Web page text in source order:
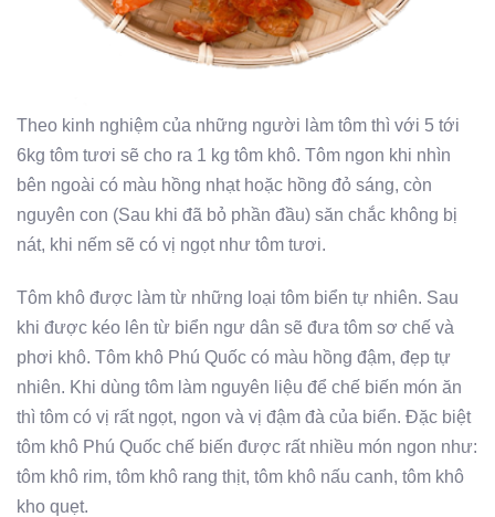
Theo kinh nghiệm của những người làm tôm thì với 5 tới
6kg tôm tươi sẽ cho ra 1 kg tôm khô. Tôm ngon khi nhìn
bên ngoài có màu hồng nhạt hoặc hồng đỏ sáng, còn
nguyên con (Sau khi đã bỏ phần đầu) săn chắc không bị
nát, khi nếm sẽ có vị ngọt như tôm tươi.
Tôm khô được làm từ những loại tôm biển tự nhiên. Sau
khi được kéo lên từ biển ngư dân sẽ đưa tôm sơ chế và
phơi khô. Tôm khô Phú Quốc có màu hồng đậm, đẹp tự
nhiên. Khi dùng tôm làm nguyên liệu để chế biến món ăn
thì tôm có vị rất ngọt, ngon và vị đậm đà của biển. Đặc biệt
tôm khô Phú Quốc chế biến được rất nhiều món ngon như:
tôm khô rim, tôm khô rang thịt, tôm khô nấu canh, tôm khô
kho quẹt.